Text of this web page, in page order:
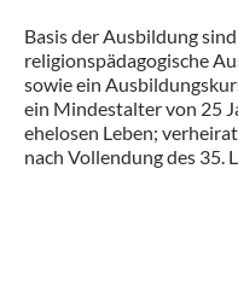
Basis der Ausbildung
religionspädagogische
sowie ein
ein Mindestalter von 25
ehelosen Leben;
nach Vollendung des 35.